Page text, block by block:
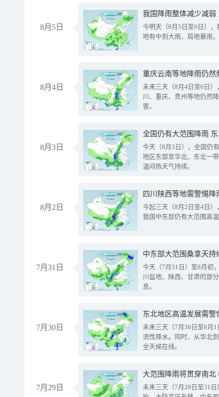
8月5日
我国降雨整体减少减弱
今明天（8月5日至6日）
地有中到大雨，局地暴雨
8月4日
重庆云南等地降雨仍然
未来三天（8月4日至6日
川、重庆、贵州等地仍然
害。
8月3日
全国仍有大范围降雨
今天（8月3日），全国仍
地区东部至华北、东北一
温闷热天气持续。
8月2日
今起三天（8月2日至4日
我国中东部仍有大范围高
7月31日
中东部大范围桑拿天
今天（7月31日）至8月初
川盆地、陕西、甘肃的部
息。
7月30日
东北地区高温发展需
未来三天（7月30日至8月
流性降水。同时，从华北
全天候在线。
7月29日
大范围降雨将贯穿南
未来三天（7月29日至31